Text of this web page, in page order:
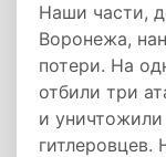
Наши части,
Воронежа,
потери. На
отбили три
и
гитлеровцев.